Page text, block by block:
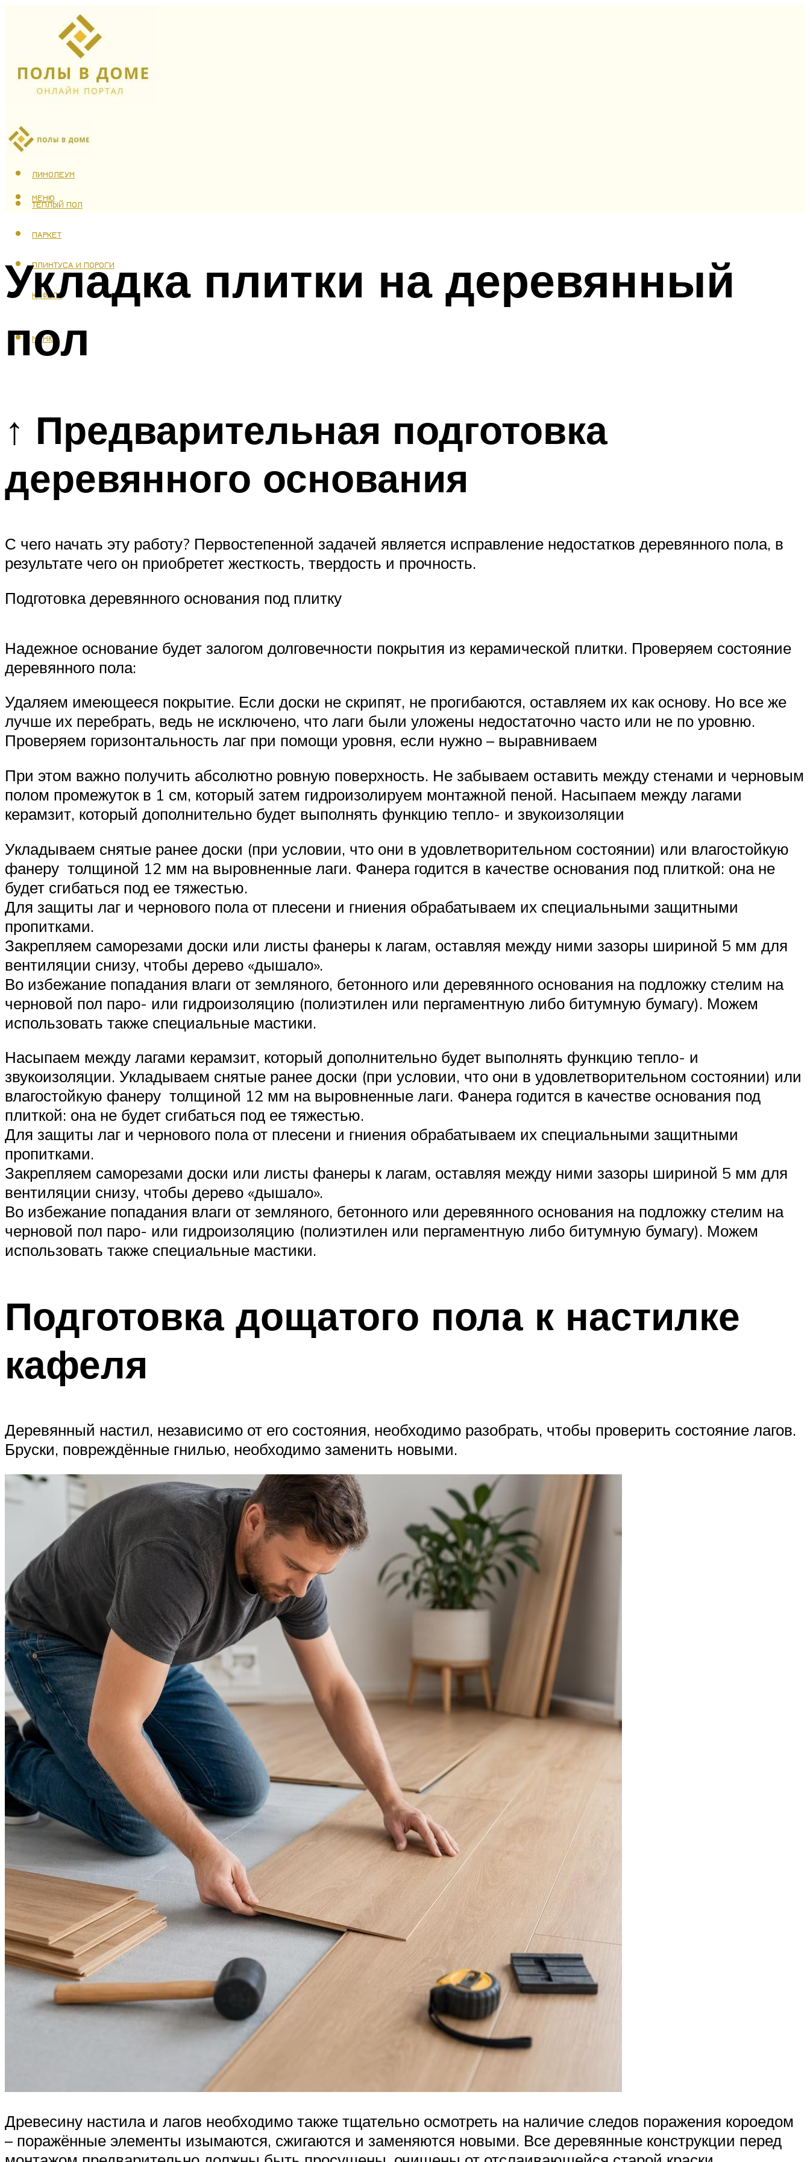
ЛАМИНАТ
ЛИНОЛЕУМ
ТЕПЛЫЙ ПОЛ
ПАРКЕТ
ПЛИНТУСА И ПОРОГИ
КАФЕЛЬ
МЕНЮ
МЕНЮ
Укладка плитки на деревянный
пол
↑ Предварительная подготовка
деревянного основания
С чего начать эту работу? Первостепенной задачей является исправление недостатков деревянного пола, в
результате чего он приобретет жесткость, твердость и прочность.
Подготовка деревянного основания под плитку
Надежное основание будет залогом долговечности покрытия из керамической плитки. Проверяем состояние
деревянного пола:
Удаляем имеющееся покрытие. Если доски не скрипят, не прогибаются, оставляем их как основу. Но все же
лучше их перебрать, ведь не исключено, что лаги были уложены недостаточно часто или не по уровню.
Проверяем горизонтальность лаг при помощи уровня, если нужно – выравниваем
При этом важно получить абсолютно ровную поверхность. Не забываем оставить между стенами и черновым
полом промежуток в 1 см, который затем гидроизолируем монтажной пеной. Насыпаем между лагами
керамзит, который дополнительно будет выполнять функцию тепло- и звукоизоляции
Укладываем снятые ранее доски (при условии, что они в удовлетворительном состоянии) или влагостойкую
фанеру толщиной 12 мм на выровненные лаги. Фанера годится в качестве основания под плиткой: она не
будет сгибаться под ее тяжестью.
Для защиты лаг и чернового пола от плесени и гниения обрабатываем их специальными защитными
пропитками.
Закрепляем саморезами доски или листы фанеры к лагам, оставляя между ними зазоры шириной 5 мм для
вентиляции снизу, чтобы дерево «дышало».
Во избежание попадания влаги от земляного, бетонного или деревянного основания на подложку стелим на
черновой пол паро- или гидроизоляцию (полиэтилен или пергаментную либо битумную бумагу). Можем
использовать также специальные мастики.
Насыпаем между лагами керамзит, который дополнительно будет выполнять функцию тепло- и
звукоизоляции. Укладываем снятые ранее доски (при условии, что они в удовлетворительном состоянии) или
влагостойкую фанеру толщиной 12 мм на выровненные лаги. Фанера годится в качестве основания под
плиткой: она не будет сгибаться под ее тяжестью.
Для защиты лаг и чернового пола от плесени и гниения обрабатываем их специальными защитными
пропитками.
Закрепляем саморезами доски или листы фанеры к лагам, оставляя между ними зазоры шириной 5 мм для
вентиляции снизу, чтобы дерево «дышало».
Во избежание попадания влаги от земляного, бетонного или деревянного основания на подложку стелим на
черновой пол паро- или гидроизоляцию (полиэтилен или пергаментную либо битумную бумагу). Можем
использовать также специальные мастики.
Подготовка дощатого пола к настилке
кафеля
Деревянный настил, независимо от его состояния, необходимо разобрать, чтобы проверить состояние лагов.
Бруски, повреждённые гнилью, необходимо заменить новыми.
Древесину настила и лагов необходимо также тщательно осмотреть на наличие следов поражения короедом
– поражённые элементы изымаются, сжигаются и заменяются новыми. Все деревянные конструкции перед